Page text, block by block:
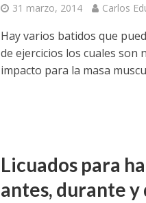
31 marzo, 2014 Carlos
Hay varios batidos que
de ejercicios los cuales son
impacto para la masa
Licuados para
antes, durante y